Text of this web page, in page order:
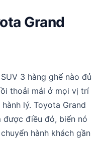
Grand
3 hàng ghế nào đủ
thoải mái ở mọi vị trí
lý. Toyota Grand
được điều đó, biến nó
hành khách gần